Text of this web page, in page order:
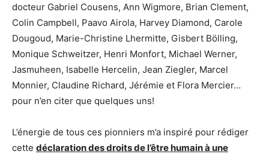
docteur Gabriel Cousens, Ann Wigmore, Brian Clement,
Colin Campbell, Paavo Airola, Harvey Diamond, Carole
Dougoud, Marie-Christine Lhermitte, Gisbert Bölling,
Monique Schweitzer, Henri Monfort, Michael Werner,
Jasmuheen, Isabelle Hercelin, Jean Ziegler, Marcel
Monnier, Claudine Richard, Jérémie et Flora Mercier…
pour n’en citer que quelques uns!
L’énergie de tous ces pionniers m’a inspiré pour rédiger
cette déclaration des droits de l’être humain à une